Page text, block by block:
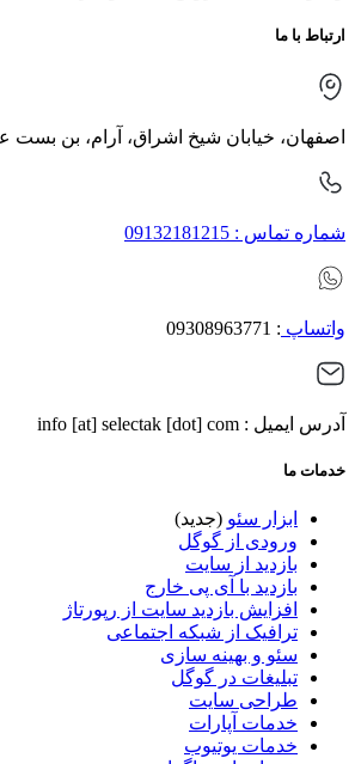
ارتباط با ما
اصفهان، خیابان شیخ اشراق، آرام، بن بست
شماره تماس : 09132181215
واتساپ : 09308963771
آدرس ایمیل : info [at] selectak [dot] com
خدمات ما
ابزار سئو (جدید)
ورودی از گوگل
بازدید از سایت
بازدید با آی پی خارج
افزایش بازدید سایت از رپورتاژ
ترافیک از شبکه اجتماعی
سئو و بهینه سازی
تبلیغات در گوگل
طراحی سایت
خدمات آپارات
خدمات یوتیوب